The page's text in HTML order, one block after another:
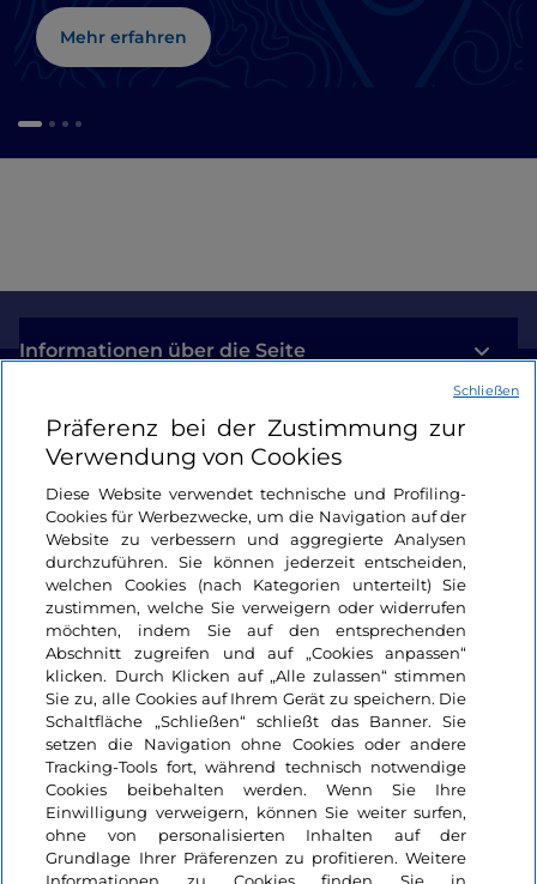
Mehr erfahren
Informationen über die Seite
Nützliche Links
Login
Bleiben wir in Kontakt
Präferenz bei der Zustimmung zur
Verwendung von Cookies
Diese Website verwendet technische und Profiling-
Cookies für Werbezwecke, um die Navigation auf der
Website zu verbessern und aggregierte Analysen
durchzuführen. Sie können jederzeit entscheiden,
welchen Cookies (nach Kategorien unterteilt) Sie
zustimmen, welche Sie verweigern oder widerrufen
möchten, indem Sie auf den entsprechenden
Abschnitt zugreifen und auf „Cookies anpassen“
klicken. Durch Klicken auf „Alle zulassen“ stimmen
Sie zu, alle Cookies auf Ihrem Gerät zu speichern. Die
Schaltfläche „Schließen“ schließt das Banner. Sie
setzen die Navigation ohne Cookies oder andere
Tracking-Tools fort, während technisch notwendige
Cookies beibehalten werden. Wenn Sie Ihre
Einwilligung verweigern, können Sie weiter surfen,
ohne von personalisierten Inhalten auf der
Grundlage Ihrer Präferenzen zu profitieren. Weitere
Schließen